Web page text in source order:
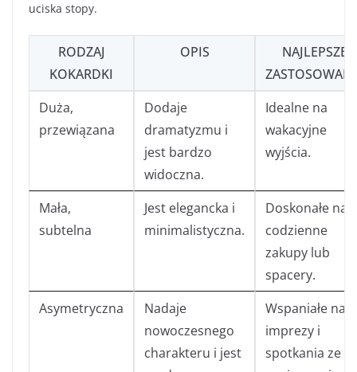
uciska stopy.
RODZAJ
KOKARDKI
OPIS
NAJLEPSZE
Duża,
przewiązana
Dodaje
dramatyzmu i
jest bardzo
widoczna.
Idealne na
wakacyjne
wyjścia.
Mała,
subtelna
Jest elegancka i
minimalistyczna.
Doskonałe na
codzienne
zakupy lub
spacery.
Asymetryczna
Nadaje
nowoczesnego
charakteru i jest
Wspaniałe na
imprezy i
spotkania ze